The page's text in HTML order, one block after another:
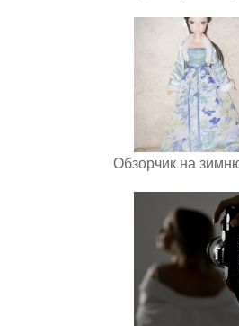
Обзорчик на